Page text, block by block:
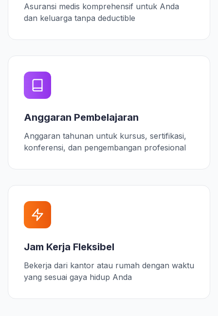
Asuransi medis komprehensif untuk Anda
dan keluarga tanpa deductible
Anggaran Pembelajaran
Anggaran tahunan untuk kursus, sertifikasi,
konferensi, dan pengembangan profesional
Jam Kerja Fleksibel
Bekerja dari kantor atau rumah dengan waktu
yang sesuai gaya hidup Anda